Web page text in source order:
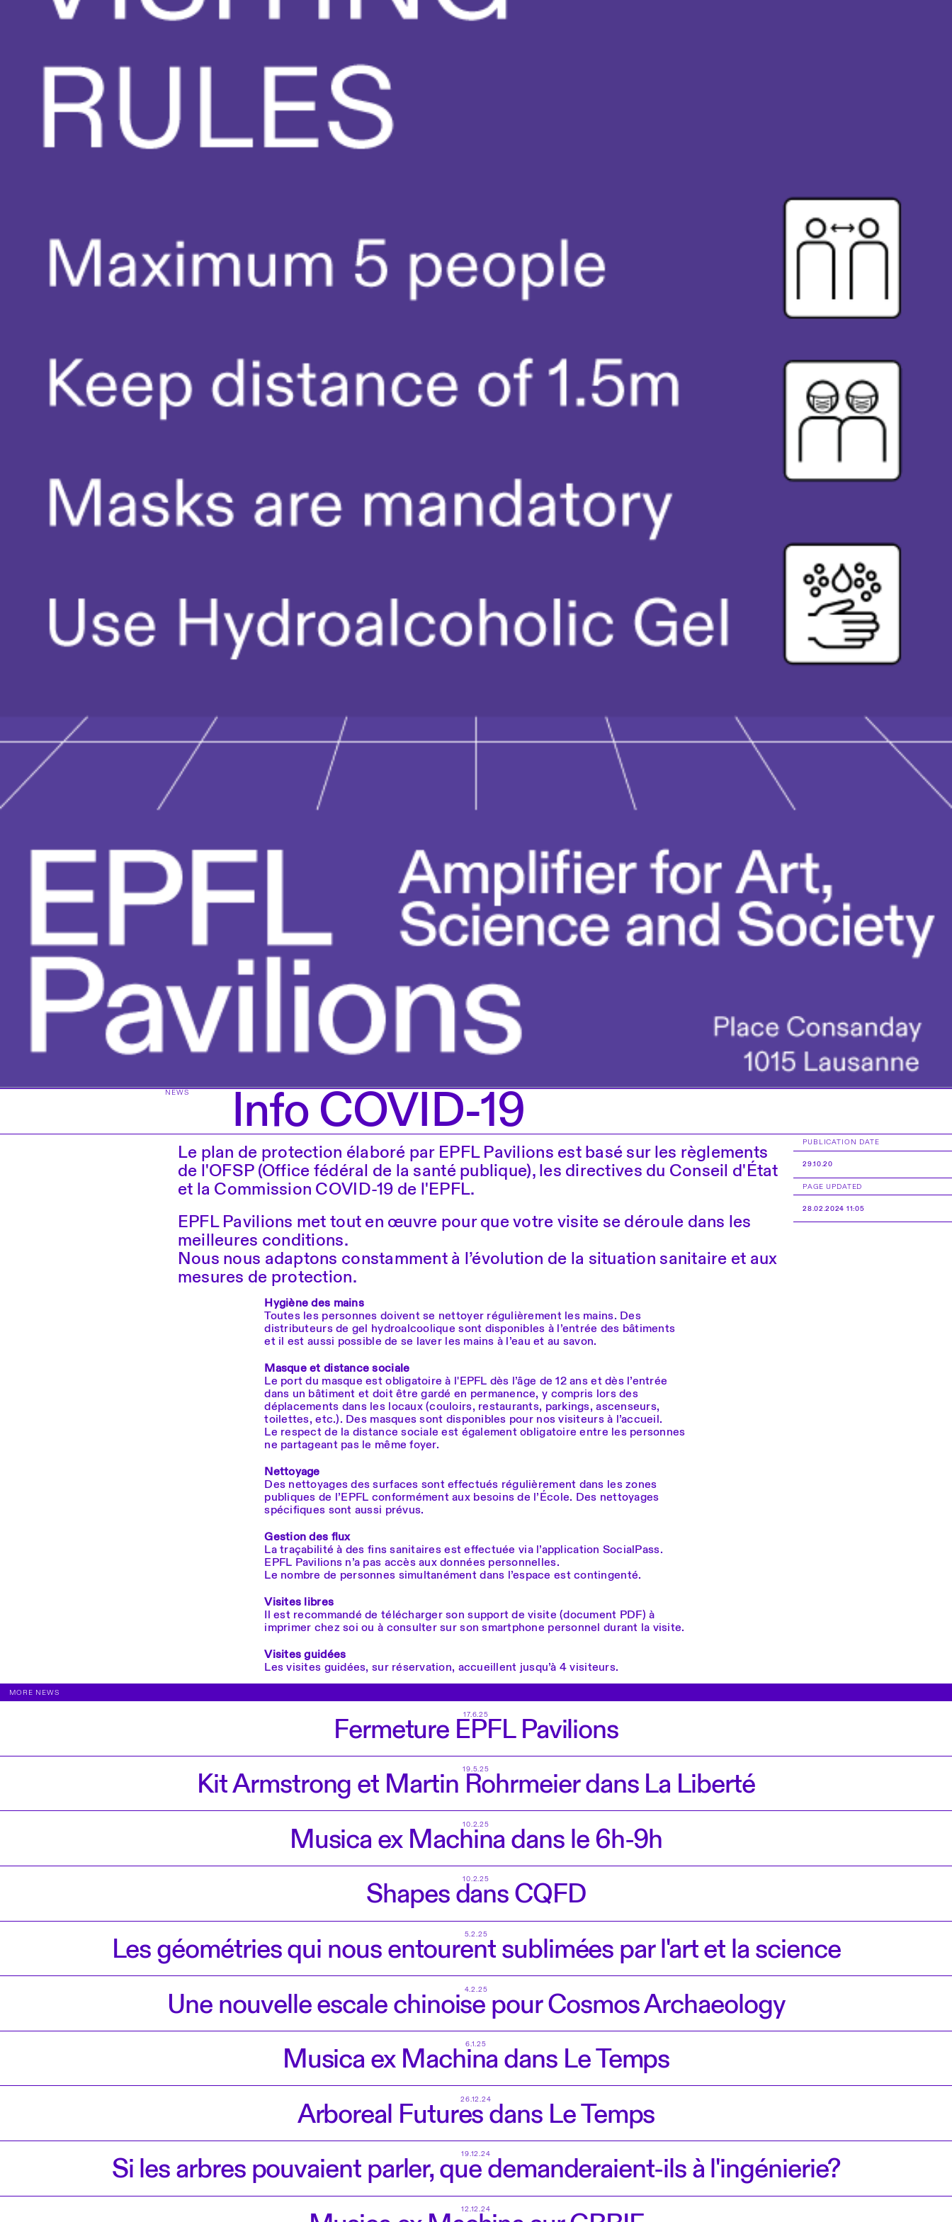
NEWS Info COVID-19
Le plan de protection élaboré par EPFL Pavilions est basé sur les règlements
de l'OFSP (Office fédéral de la santé publique), les directives du Conseil d'État
et la Commission COVID-19 de l'EPFL.
EPFL Pavilions met tout en œuvre pour que votre visite se déroule dans les
meilleures conditions.
Nous nous adaptons constamment à l’évolution de la situation sanitaire et aux
mesures de protection.
Hygiène des mains
Toutes les personnes doivent se nettoyer régulièrement les mains. Des
distributeurs de gel hydroalcoolique sont disponibles à l’entrée des bâtiments
et il est aussi possible de se laver les mains à l’eau et au savon.
Masque et distance sociale
Le port du masque est obligatoire à l'EPFL dès l’âge de 12 ans et dès l’entrée
dans un bâtiment et doit être gardé en permanence, y compris lors des
déplacements dans les locaux (couloirs, restaurants, parkings, ascenseurs,
toilettes, etc.). Des masques sont disponibles pour nos visiteurs à l’accueil.
Le respect de la distance sociale est également obligatoire entre les personnes
ne partageant pas le même foyer.
Nettoyage
Des nettoyages des surfaces sont effectués régulièrement dans les zones
publiques de l’EPFL conformément aux besoins de l’École. Des nettoyages
spécifiques sont aussi prévus.
Gestion des flux
La traçabilité à des fins sanitaires est effectuée via l’application SocialPass.
EPFL Pavilions n’a pas accès aux données personnelles.
Le nombre de personnes simultanément dans l’espace est contingenté.
Visites libres
Il est recommandé de télécharger son support de visite (document PDF) à
imprimer chez soi ou à consulter sur son smartphone personnel durant la visite.
Visites guidées
Les visites guidées, sur réservation, accueillent jusqu’à 4 visiteurs.
PUBLICATION DATE
29.10.20
PAGE UPDATED
28.02.2024 11:05
MORE NEWS
17.6.25
Fermeture EPFL Pavilions
19.5.25
Kit Armstrong et Martin Rohrmeier dans La Liberté
10.2.25
Musica ex Machina dans le 6h-9h
10.2.25
Shapes dans CQFD
5.2.25
Les géométries qui nous entourent sublimées par l'art et la science
4.2.25
Une nouvelle escale chinoise pour Cosmos Archaeology
6.1.25
Musica ex Machina dans Le Temps
26.12.24
Arboreal Futures dans Le Temps
19.12.24
Si les arbres pouvaient parler, que demanderaient-ils à l'ingénierie?
12.12.24